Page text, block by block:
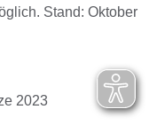
Stand: Oktober
2023